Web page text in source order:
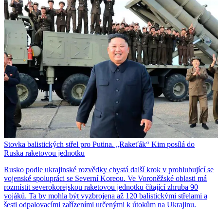
Stovka balistických střel pro Putina. „Rakeťák“ Kim posílá do
Ruska raketovou jednotku
Rusko podle ukrajinské rozvědky chystá další krok v prohlubující se
vojenské spolupráci se Severní Koreou. Ve Voroněžské oblasti má
rozmístit severokorejskou raketovou jednotku čítající zhruba 90
vojáků. Ta by mohla být vyzbrojena až 120 balistickými střelami a
šesti odpalovacími zařízeními určenými k útokům na Ukrajinu.